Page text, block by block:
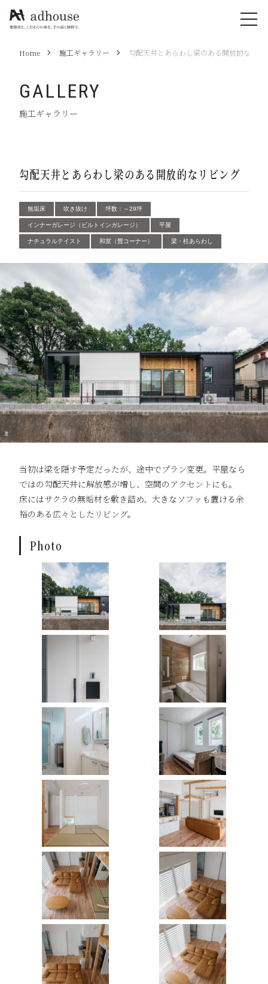
Home 施工ギャラリー 勾配天井とあらわし梁のある開放的なリビ
GALLERY
施工ギャラリー
勾配天井とあらわし梁のある開放的なリビング
無垢床 吹き抜け 坪数：～29坪
インナーガレージ（ビルトインガレージ） 平屋
ナチュラルテイスト 和室（畳コーナー） 梁・柱あらわし
当初は梁を隠す予定だったが、途中でプラン変更。平屋なら
ではの勾配天井に解放感が増し、空間のアクセントにも。
床にはサクラの無垢材を敷き詰め、大きなソファも置ける余
裕のある広々としたリビング。
Photo